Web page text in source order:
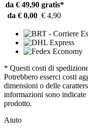
da € 49,90 gratis*
da € 0,00 € 4,90
* Questi costi di
Potrebbero esserci costi
dimensioni o delle
informazioni sono indicate
prodotto.
Aiuto